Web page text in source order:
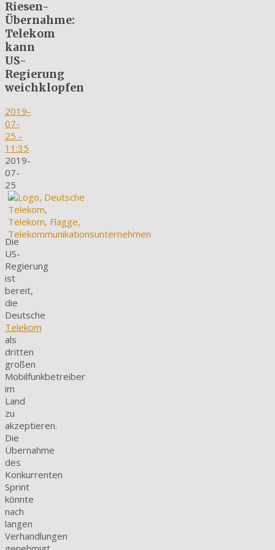
Riesen-
Übernahme:
Telekom
kann
US-
Regierung
weichklopfen
2019-
07-
25 -
11:35
2019-
07-
25
Die
US-
Regierung
ist
bereit,
die
Deutsche
Telekom
als
dritten
großen
Mobilfunkbetreiber
im
Land
zu
akzeptieren.
Die
Übernahme
des
Konkurrenten
Sprint
könnte
nach
langen
Verhandlungen